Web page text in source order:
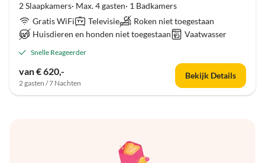
2 Slaapkamers· Max. 4 gasten· 1 Badkamers
Gratis WiFi
Televisie
Roken niet toegestaan
Huisdieren en honden niet toegestaan
Vaatwasser
Snelle Reageerder
van € 620,-
2 gasten / 7 Nachten
Bekijk Details